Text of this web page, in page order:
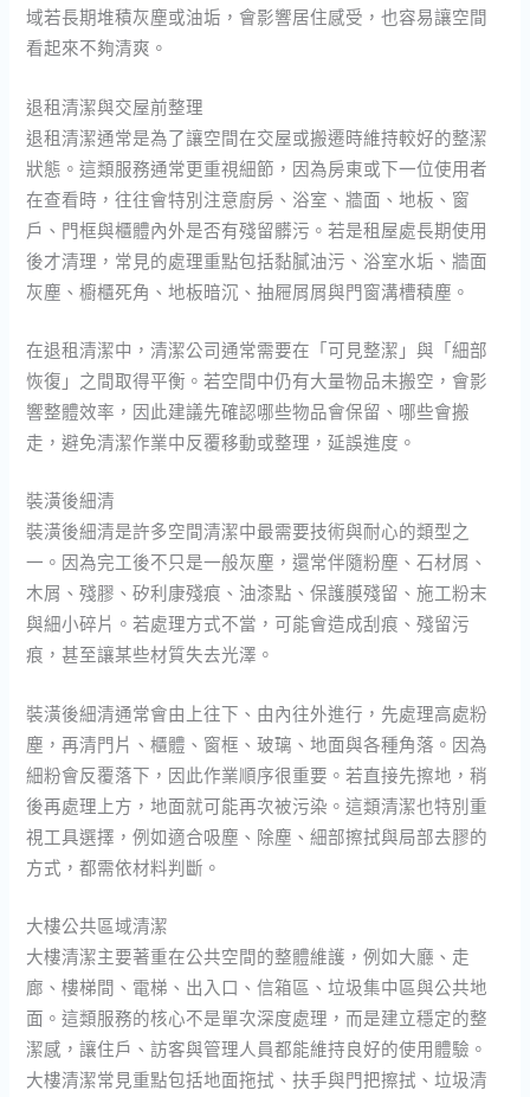
域若長期堆積灰塵或油垢，會影響居住感受，也容易讓空間
看起來不夠清爽。
退租清潔與交屋前整理
退租清潔通常是為了讓空間在交屋或搬遷時維持較好的整潔
狀態。這類服務通常更重視細節，因為房東或下一位使用者
在查看時，往往會特別注意廚房、浴室、牆面、地板、窗
戶、門框與櫃體內外是否有殘留髒污。若是租屋處長期使用
後才清理，常見的處理重點包括黏膩油污、浴室水垢、牆面
灰塵、櫥櫃死角、地板暗沉、抽屜屑屑與門窗溝槽積塵。
在退租清潔中，清潔公司通常需要在「可見整潔」與「細部
恢復」之間取得平衡。若空間中仍有大量物品未搬空，會影
響整體效率，因此建議先確認哪些物品會保留、哪些會搬
走，避免清潔作業中反覆移動或整理，延誤進度。
裝潢後細清
裝潢後細清是許多空間清潔中最需要技術與耐心的類型之
一。因為完工後不只是一般灰塵，還常伴隨粉塵、石材屑、
木屑、殘膠、矽利康殘痕、油漆點、保護膜殘留、施工粉末
與細小碎片。若處理方式不當，可能會造成刮痕、殘留污
痕，甚至讓某些材質失去光澤。
裝潢後細清通常會由上往下、由內往外進行，先處理高處粉
塵，再清門片、櫃體、窗框、玻璃、地面與各種角落。因為
細粉會反覆落下，因此作業順序很重要。若直接先擦地，稍
後再處理上方，地面就可能再次被污染。這類清潔也特別重
視工具選擇，例如適合吸塵、除塵、細部擦拭與局部去膠的
方式，都需依材料判斷。
大樓公共區域清潔
大樓清潔主要著重在公共空間的整體維護，例如大廳、走
廊、樓梯間、電梯、出入口、信箱區、垃圾集中區與公共地
面。這類服務的核心不是單次深度處理，而是建立穩定的整
潔感，讓住戶、訪客與管理人員都能維持良好的使用體驗。
大樓清潔常見重點包括地面拖拭、扶手與門把擦拭、垃圾清